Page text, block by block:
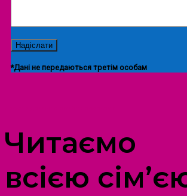
*Дані не передаються третім особам
Читаємо
всією